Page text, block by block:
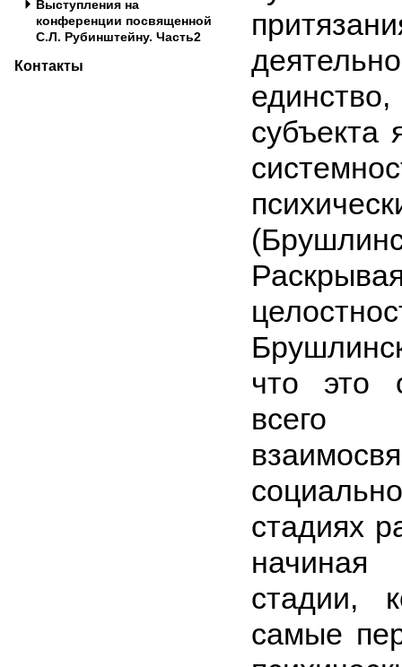
Выступления на
конференции посвященной
С.Л. Рубинштейну. Часть2
Контакты
субъекта
что это
всего
стадиях
начиная
стадии,
самые